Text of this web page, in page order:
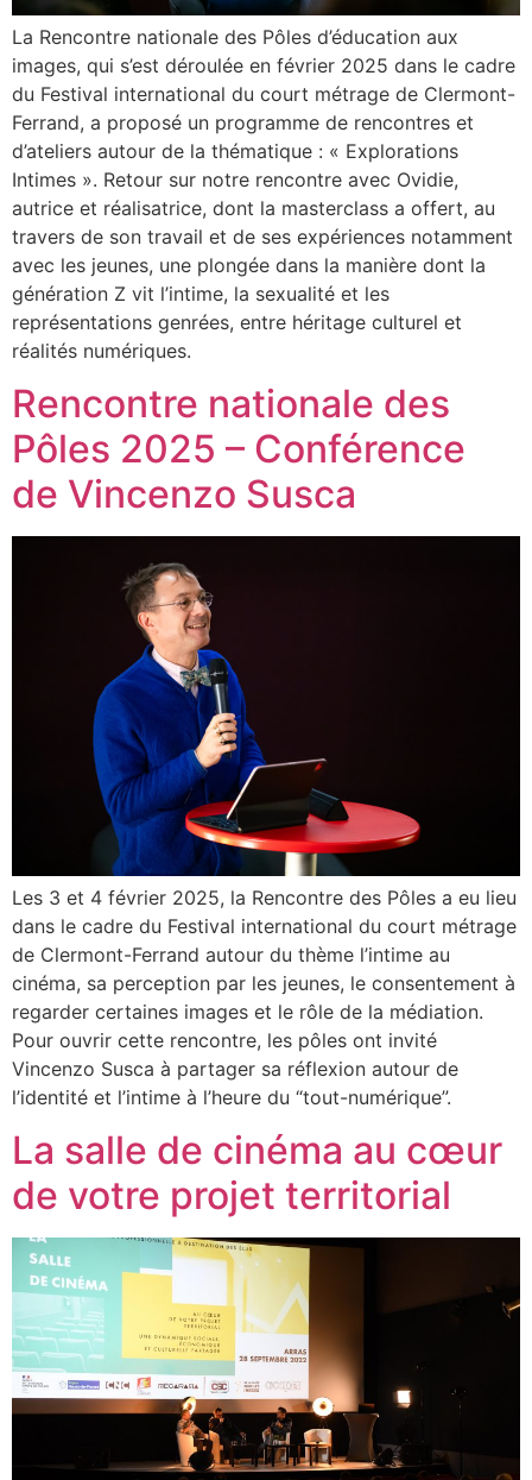
La Rencontre nationale des Pôles d’éducation aux
images, qui s’est déroulée en février 2025 dans le cadre
du Festival international du court métrage de Clermont-
Ferrand, a proposé un programme de rencontres et
d’ateliers autour de la thématique : « Explorations
Intimes ». Retour sur notre rencontre avec Ovidie,
autrice et réalisatrice, dont la masterclass a offert, au
travers de son travail et de ses expériences notamment
avec les jeunes, une plongée dans la manière dont la
génération Z vit l’intime, la sexualité et les
représentations genrées, entre héritage culturel et
réalités numériques.
Rencontre nationale des
Pôles 2025 – Conférence
de Vincenzo Susca
Les 3 et 4 février 2025, la Rencontre des Pôles a eu lieu
dans le cadre du Festival international du court métrage
de Clermont-Ferrand autour du thème l’intime au
cinéma, sa perception par les jeunes, le consentement à
regarder certaines images et le rôle de la médiation.
Pour ouvrir cette rencontre, les pôles ont invité
Vincenzo Susca à partager sa réflexion autour de
l’identité et l’intime à l’heure du “tout-numérique”.
La salle de cinéma au cœur
de votre projet territorial